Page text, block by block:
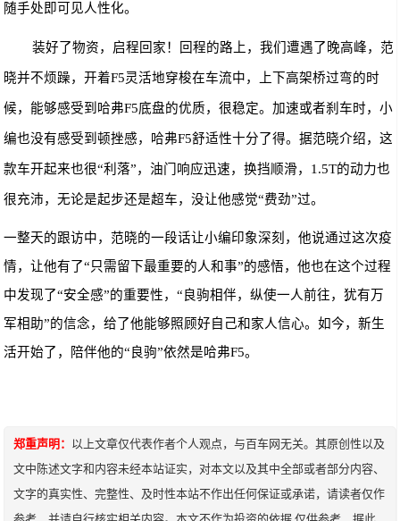
随手处即可见人性化。
装好了物资，启程回家！回程的路上，我们遭遇了晚高峰，范
晓并不烦躁，开着F5灵活地穿梭在车流中，上下高架桥过弯的时
候，能够感受到 哈弗F5底盘的优质，很稳定。加速或者刹车时，小
编也没有感受到顿挫感， 哈弗F5舒适性十分了得。据范晓介绍，这
款车开起来也很“利落”，油门响应迅速，换挡顺滑， 1.5T的动力也
很充沛，无论是起步还是超车，没让他感觉“费劲”过。
一整天的跟访中，范晓的一段话让小编印象深刻，他说通过这次疫
情，让他有了“只需留下最重要的人和事”的感悟，他也在这个过程
中发现了“安全感”的重要性，“良驹相伴，纵使一人前往，犹有万
军相助”的信念，给了他能够照顾好自己和家人信心。如今，新生
活开始了，陪伴他的“良驹”依然是哈弗F5。
郑重声明： 以上文章仅代表作者个人观点，与百车网无关。其原创性以及
文中陈述文字和内容未经本站证实，对本文以及其中全部或者部分内容、
文字的真实性、完整性、及时性本站不作出任何保证或承诺，请读者仅作